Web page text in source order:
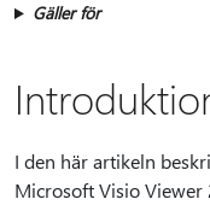
Gäller för
I den här artikeln
Microsoft Visio